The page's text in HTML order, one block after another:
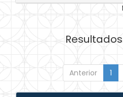
Resultados
Anterior 1